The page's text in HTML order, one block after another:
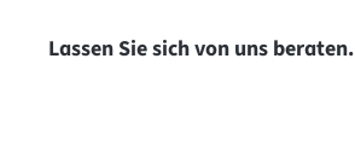
Lassen Sie sich von uns beraten.